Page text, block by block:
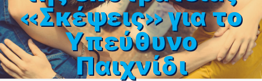
«Σκέψεις» για το
Υπεύθυνο
Παιχνίδι